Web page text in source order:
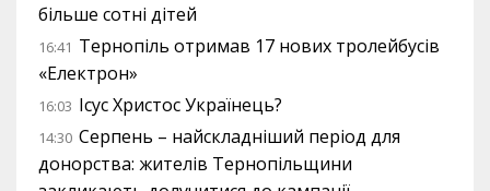
більше сотні дітей
16:41 Тернопіль отримав 17 нових тролейбусів
«Електрон»
16:03 Ісус Христос Українець?
14:30 Серпень – найскладніший період для
донорства: жителів Тернопільщини